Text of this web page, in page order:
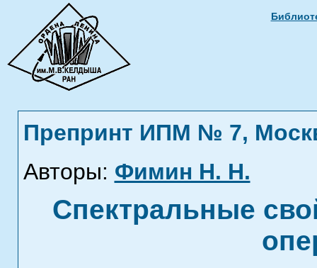
Препринт ИПМ № 7,
Авторы: Фимин Н. Н.
Спектральные